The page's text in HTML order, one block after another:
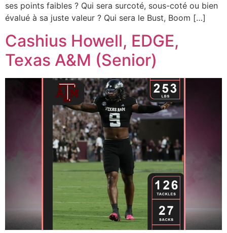
ses points faibles ? Qui sera surcoté, sous-coté ou bien
évalué à sa juste valeur ? Qui sera le Bust, Boom […]
Cashius Howell, EDGE,
Texas A&M (Senior)